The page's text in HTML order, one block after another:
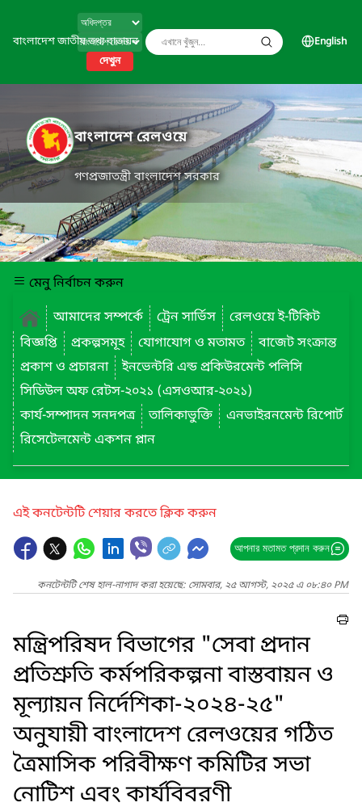
বাংলাদেশ জাতীয় তথ্য বাতায়ন
দেখুন
English
বাংলাদেশ রেলওয়ে
গণপ্রজাতন্ত্রী বাংলাদেশ সরকার
মেনু নির্বাচন করুন
আমাদের সম্পর্কে
ট্রেন সার্ভিস
রেলওয়ে ই-টিকিট
বিজ্ঞপ্তি
প্রকল্পসমূহ যোগাযোগ ও মতামত
বাজেট সংক্রান্ত
প্রকাশ ও প্রচারনা
ইনভেন্টরি এন্ড প্রকিউরমেন্ট পলিসি
সিডিউল অফ রেটস-২০২১ (এসওআর-২০২১)
কার্য-সম্পাদন সনদপত্র
তালিকাভুক্তি
এনভাইরনমেন্ট রিপোর্ট
রিসেটেলমেন্ট একশন প্লান
এই কনটেন্টটি শেয়ার করতে ক্লিক করুন
আপনার মতামত প্রদান করুন
কনটেন্টটি শেষ হাল-নাগাদ করা হয়েছে: সোমবার, ২৫ আগস্ট, ২০২৫ এ ০৮:৪০ PM
মন্ত্রিপরিষদ বিভাগের "সেবা প্রদান
প্রতিশ্রুতি কর্মপরিকল্পনা বাস্তবায়ন ও
মূল্যায়ন নির্দেশিকা-২০২৪-২৫"
অনুযায়ী বাংলাদেশ রেলওয়ের গঠিত
ত্রৈমাসিক পরিবীক্ষণ কমিটির সভা
নোটিশ এবং কার্যবিবরণী